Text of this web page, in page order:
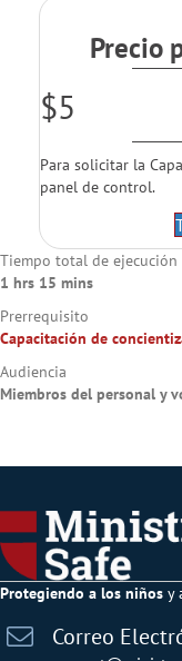
Precio
$5
Para solicitar la
panel de control.
Tiempo total de ejecución
1 hrs 15 mins
Prerrequisito
Capacitación de
Audiencia
Miembros del personal y
Protegiendo a los niños y
Correo